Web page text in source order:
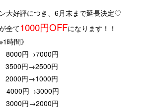
大好評につき、6月末まで延長決定♡
全て1000円OFFになります！！
時間》
8000円→7000円
3500円→2500円
2000円→1000円
4000円→3000円
円→2000円